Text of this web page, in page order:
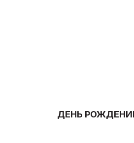
ДЕНЬ